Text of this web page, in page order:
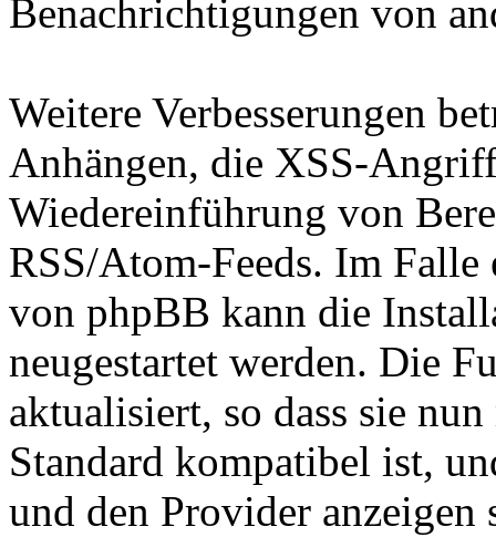
Benachrichtigungen von
Weitere Verbesserungen
Anhängen, die XSS-
Wiedereinführung von
RSS/Atom-Feeds. Im
von phpBB kann die
neugestartet werden. Die
aktualisiert, so dass sie
Standard kompatibel ist,
und den Provider anzeigen